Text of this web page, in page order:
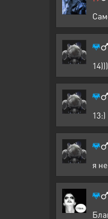
14)))
13:)
я